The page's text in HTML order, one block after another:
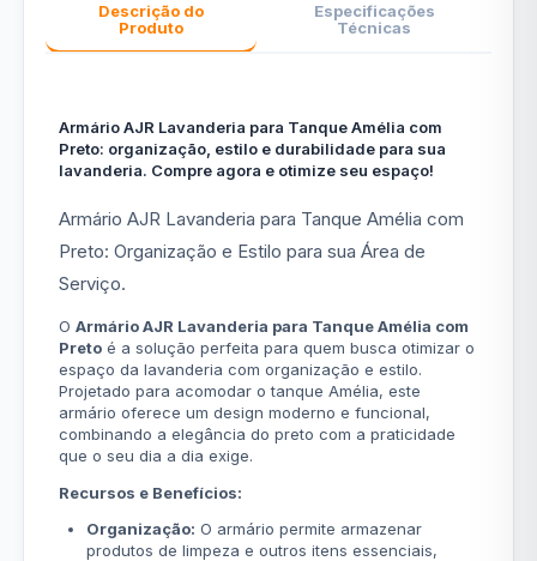
Descrição do
Produto
Especificações
Técnicas
Armário AJR Lavanderia para Tanque Amélia com
Preto: organização, estilo e durabilidade para sua
lavanderia. Compre agora e otimize seu espaço!
Armário AJR Lavanderia para Tanque Amélia com
Preto: Organização e Estilo para sua Área de
Serviço.
O Armário AJR Lavanderia para Tanque Amélia com
Preto é a solução perfeita para quem busca otimizar o
espaço da lavanderia com organização e estilo.
Projetado para acomodar o tanque Amélia, este
armário oferece um design moderno e funcional,
combinando a elegância do preto com a praticidade
que o seu dia a dia exige.
Recursos e Benefícios:
Organização: O armário permite armazenar
produtos de limpeza e outros itens essenciais,